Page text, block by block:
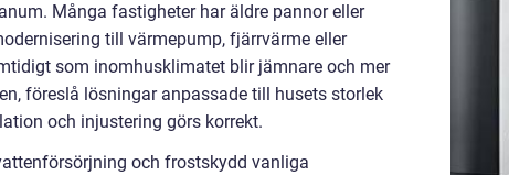
Många fastigheter har äldre pannor eller
till värmepump, fjärrvärme eller
som inomhusklimatet blir jämnare och mer
föreslå lösningar anpassade till husets storlek
och injustering görs korrekt.
och frostskydd vanliga